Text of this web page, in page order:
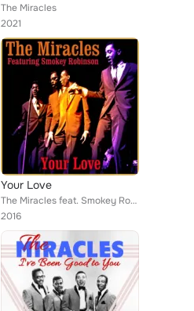
The Miracles
2021
Your Love
The Miracles feat. Smokey Robinson
2016